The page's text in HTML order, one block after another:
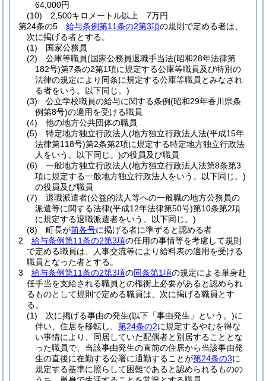
64,000円
(10)
2,500キロメートル以上 7万円
第24条の5
給与条例第11条の2第3項の規則で定める者は、
次に掲げる者とする。
(1)
国家公務員
(2)
公庫等職員(国家公務員退職手当法(昭和28年法律第
182号)第7条の2第1項に規定する公庫等職員及び特別の
法律の規定により同条に規定する公庫等職員とみなされ
る者をいう。以下同じ。)
(3)
公立学校職員の給与に関する条例(昭和29年香川県条
例第8号)の適用を受ける職員
(4)
他の地方公共団体の職員
(5)
特定地方独立行政法人(地方独立行政法人法(平成15年
法律第118号)第2条第2項に規定する特定地方独立行政法
人をいう。以下同じ。)の役員及び職員
(6)
一般地方独立行政法人(地方独立行政法人法第8条第3
項に規定する一般地方独立行政法人をいう。以下同じ。)
の役員及び職員
(7)
退職派遣者(公益的法人等への一般職の地方公務員の
派遣等に関する法律(平成12年法律第50号)第10条第2項
に規定する退職派遣者をいう。以下同じ。)
(8)
町長が前各号に掲げる者に準ずると認める者
2
給与条例第11条の2第3項の任用の事情等を考慮して規則
で定める職員は、人事交流等により給料表の適用を受ける
職員となった者とする。
3
給与条例第11条の2第3項の同条第1項の規定による単身赴
任手当を支給される職員との権衡上必要があると認められ
るものとして規則で定める職員は、次に掲げる職員とす
る。
(1)
次に掲げる事由の発生(以下「事由発生」という。)に
伴い、住居を移転し、 第24条の2に規定するやむを得な
い事情により、同居していた配偶者と別居することとな
った職員で、当該事由発生の直前の住居から当該事由発
生の直後に在勤する公署に通勤することが第24条の3に
規定する基準に照らして困難であると認められるものの